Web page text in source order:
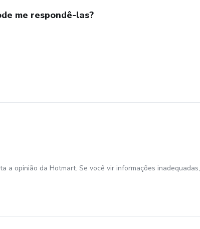
me respondê-las?
a opinião da Hotmart. Se você vir informações inadequadas,